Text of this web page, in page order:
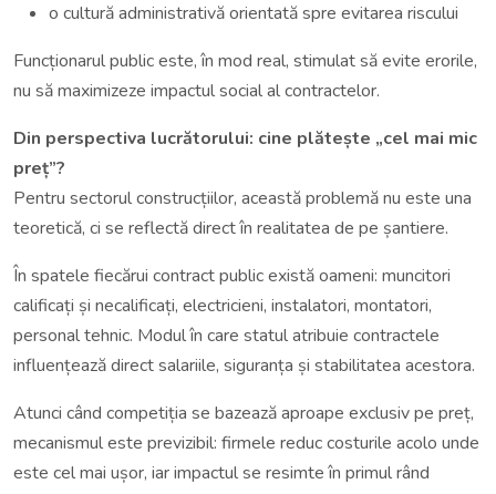
o cultură administrativă orientată spre evitarea riscului
Funcționarul public este, în mod real, stimulat să evite erorile,
nu să maximizeze impactul social al contractelor.
Din perspectiva lucrătorului: cine plătește „cel mai mic
preț”?
Pentru sectorul construcțiilor, această problemă nu este una
teoretică, ci se reflectă direct în realitatea de pe șantiere.
În spatele fiecărui contract public există oameni: muncitori
calificați și necalificați, electricieni, instalatori, montatori,
personal tehnic. Modul în care statul atribuie contractele
influențează direct salariile, siguranța și stabilitatea acestora.
Atunci când competiția se bazează aproape exclusiv pe preț,
mecanismul este previzibil: firmele reduc costurile acolo unde
este cel mai ușor, iar impactul se resimte în primul rând